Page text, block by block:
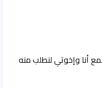
أنا وإخوتي لنطلب منه